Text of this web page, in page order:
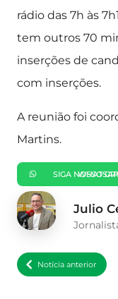
rádio das 7h às
tem outros 70
inserções de
com inserções.
A reunião foi
Martins.
SIGA NOSSO GRUPO NO
Julio
Notícia anterior